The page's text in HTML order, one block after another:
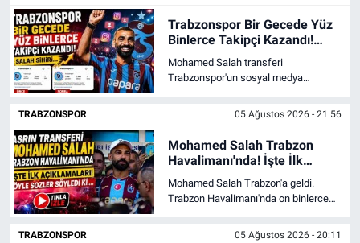
Trabzonspor Bir Gecede Yüz
Binlerce Takipçi Kazandı!
Salah Sihiri...
Mohamed Salah transferi
Trabzonspor'un sosyal medya
sayısı 1,6 milyondan 2,1 milyonun
TRABZONSPOR 05 Ağustos 2026 - 21:56
Mohamed Salah Trabzon
Havalimanı'nda! İşte İlk
Açıklama
Mohamed Salah Trabzon'a geldi.
Trabzon Havalimanı'nda on binlerce
futbolcu ilk açıklamalarıyla gündem
TRABZONSPOR 05 Ağustos 2026 - 20:11